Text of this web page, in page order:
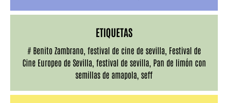
ETIQUETAS
# Benito Zambrano, festival de cine de sevilla Festival de
Cine Europeo de Sevilla festival de sevilla Pan de limón con
semillas de amapola seff